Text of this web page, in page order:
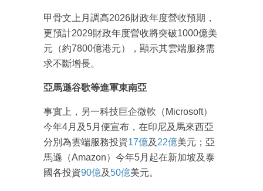
甲骨文上月調高2026財政年度營收預期，
更預計2029財政年度營收將突破1000億美
元（約7800億港元），顯示其雲端服務需
求不斷增長。
亞馬遜谷歌等進軍東南亞
事實上，另一科技巨企微軟（Microsoft）
今年4月及5月便宣布，在印尼及馬來西亞
分別為雲端服務投資17億及 22億美元；亞
馬遜（Amazon）今年5月起在新加坡及泰
國各投資90億及50億美元。